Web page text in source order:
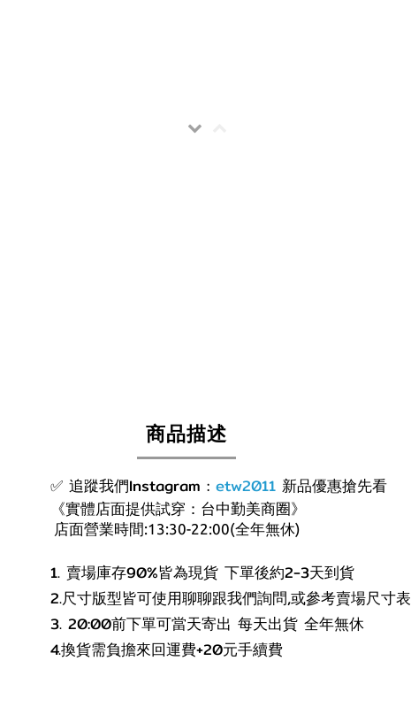
商品描述
✅ 追蹤我們Instagram : etw2011 新品優惠搶先看
《實體店面提供試穿：台中勤美商圈》
店面營業時間:13:30-22:00(全年無休)
1. 賣場庫存90%皆為現貨 下單後約2-3天到貨
2.尺寸版型皆可使用聊聊跟我們詢問,或參考賣場尺寸表
3. 20:00前下單可當天寄出 每天出貨 全年無休
4.換貨需負擔來回運費+20元手續費